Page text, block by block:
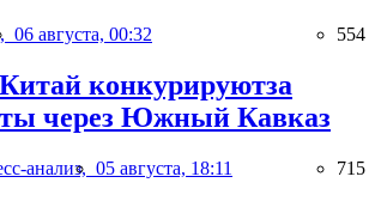
06 августа, 00:32 554
конкурируютза
через Южный Кавказ
анализ, 05 августа, 18:11 715